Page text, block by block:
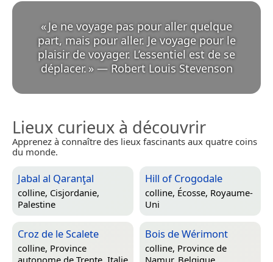
«Je ne voyage pas pour aller quelque
part, mais pour aller. Je voyage pour le
plaisir de voyager. L’essentiel est de se
déplacer. » — Robert Louis Stevenson
Lieux curieux à découvrir
Apprenez à connaître des lieux fascinants aux quatre coins
du monde.
Jabal al Qaranţal
colline, Cisjordanie,
Palestine
Hill of Crogodale
colline, Écosse, Royaume-
Uni
Croz de le Scalete
colline, Province
autonome de Trente, Italie
Bois de Wérimont
colline, Province de
Namur, Belgique